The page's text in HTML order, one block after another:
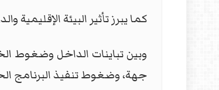
كما يبرز تأثير البيئة
وبين تباينات الداخل وضغوط
جهة، وضغوط تنفيذ البرنامج